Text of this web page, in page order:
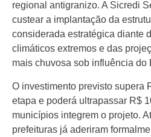
regional antigranizo. A Sicredi
custear a implantação da
considerada estratégica diante
climáticos extremos e das
mais chuvosa sob influência do
O investimento previsto supera
etapa e poderá ultrapassar R$
municípios integrem o projeto.
prefeituras já aderiram